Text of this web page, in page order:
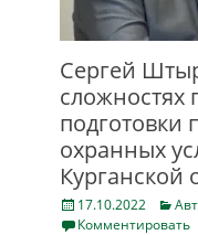
Сергей
сложностях
подготовки
охранных
Курганской
Posted
on
17.10.2022
Комментировать